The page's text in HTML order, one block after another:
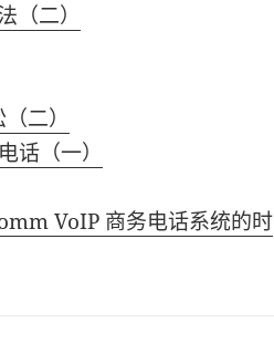
二）
二）
话（一）
VoIP 商务电话系统的时